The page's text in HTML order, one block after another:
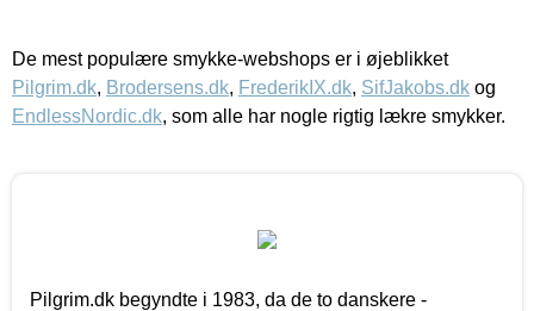
De mest populære smykke-webshops er i øjeblikket
Pilgrim.dk, Brodersens.dk, FrederikIX.dk, SifJakobs.dk og
EndlessNordic.dk, som alle har nogle rigtig lækre smykker.
Pilgrim.dk begyndte i 1983, da de to danskere -